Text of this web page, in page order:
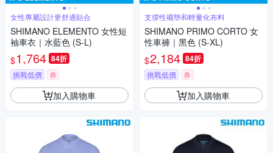
女性專屬設計更舒適貼合
SHIMANO ELEMENTO 女性短
袖車衣｜水藍色 (S-L)
$1,764 84折
挑戰低價 券
加入購物車
支撐性襯墊和輕量化布料
SHIMANO PRIMO CORTO 女
性車褲｜黑色 (S-XL)
$2,184 84折
挑戰低價 券
加入購物車